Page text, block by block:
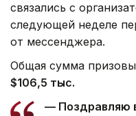
связались с
следующей неделе
от мессенджера.
Общая сумма
$106,5 тыс.
— Поздравляю